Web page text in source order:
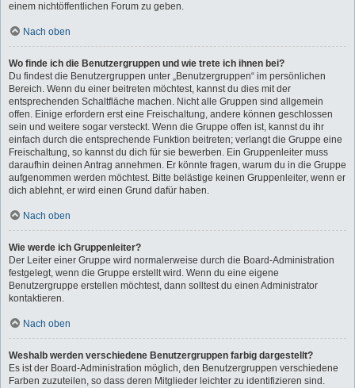
einem nichtöffentlichen Forum zu geben.
Nach oben
Wo finde ich die Benutzergruppen und wie trete ich ihnen bei?
Du findest die Benutzergruppen unter „Benutzergruppen“ im persönlichen
Bereich. Wenn du einer beitreten möchtest, kannst du dies mit der
entsprechenden Schaltfläche machen. Nicht alle Gruppen sind allgemein
offen. Einige erfordern erst eine Freischaltung, andere können geschlossen
sein und weitere sogar versteckt. Wenn die Gruppe offen ist, kannst du ihr
einfach durch die entsprechende Funktion beitreten; verlangt die Gruppe eine
Freischaltung, so kannst du dich für sie bewerben. Ein Gruppenleiter muss
daraufhin deinen Antrag annehmen. Er könnte fragen, warum du in die Gruppe
aufgenommen werden möchtest. Bitte belästige keinen Gruppenleiter, wenn er
dich ablehnt, er wird einen Grund dafür haben.
Nach oben
Wie werde ich Gruppenleiter?
Der Leiter einer Gruppe wird normalerweise durch die Board-Administration
festgelegt, wenn die Gruppe erstellt wird. Wenn du eine eigene
Benutzergruppe erstellen möchtest, dann solltest du einen Administrator
kontaktieren.
Nach oben
Weshalb werden verschiedene Benutzergruppen farbig dargestellt?
Es ist der Board-Administration möglich, den Benutzergruppen verschiedene
Farben zuzuteilen, so dass deren Mitglieder leichter zu identifizieren sind.